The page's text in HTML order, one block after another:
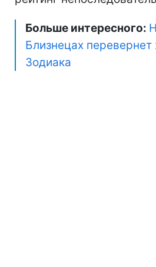
Больше интересного:
Близнецах перевернет
Зодиака